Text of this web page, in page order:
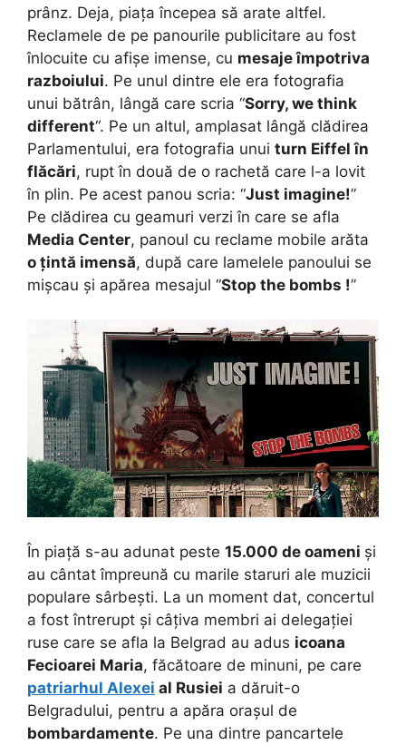
prânz. Deja, piața începea să arate altfel.
Reclamele de pe panourile publicitare au fost
înlocuite cu afișe imense, cu mesaje împotriva
razboiului. Pe unul dintre ele era fotografia
unui bătrân, lângă care scria “Sorry, we think
different“. Pe un altul, amplasat lângă clădirea
Parlamentului, era fotografia unui turn Eiffel în
flăcări, rupt în două de o rachetă care l-a lovit
în plin. Pe acest panou scria: “Just imagine!”
Pe clădirea cu geamuri verzi în care se afla
Media Center, panoul cu reclame mobile arăta
o țintă imensă, după care lamelele panoului se
mișcau și apărea mesajul “Stop the bombs !”
În piață s-au adunat peste 15.000 de oameni și
au cântat împreună cu marile staruri ale muzicii
populare sârbești. La un moment dat, concertul
a fost întrerupt și câțiva membri ai delegației
ruse care se afla la Belgrad au adus icoana
Fecioarei Maria, făcătoare de minuni, pe care
patriarhul Alexei al Rusiei a dăruit-o
Belgradului, pentru a apăra orașul de
bombardamente. Pe una dintre pancartele